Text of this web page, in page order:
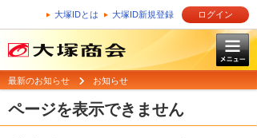
大塚IDとは 大塚ID新規登録 ログイン
最新のお知らせ お知らせ
ページを表示できません